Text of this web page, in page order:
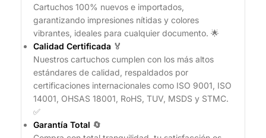
Cartuchos 100% nuevos e importados,
garantizando impresiones nítidas y colores
vibrantes, ideales para cualquier documento. 🌟
Calidad Certificada 🏅
Nuestros cartuchos cumplen con los más altos
estándares de calidad, respaldados por
certificaciones internacionales como ISO 9001, ISO
14001, OHSAS 18001, RoHS, TUV, MSDS y STMC.
✅
Garantía Total 🔄